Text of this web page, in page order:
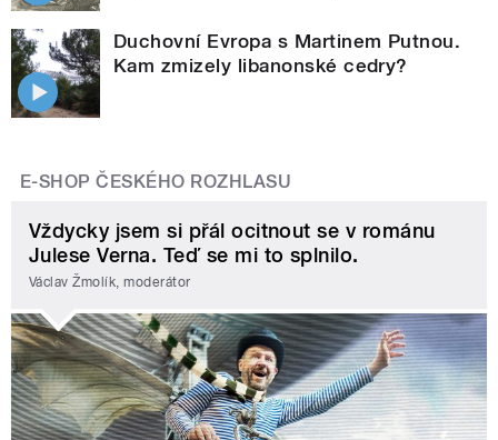
Duchovní Evropa s Martinem Putnou.
Kam zmizely libanonské cedry?
E-SHOP ČESKÉHO ROZHLASU
Vždycky jsem si přál ocitnout se v románu
Julese Verna. Teď se mi to splnilo.
Václav Žmolík, moderátor